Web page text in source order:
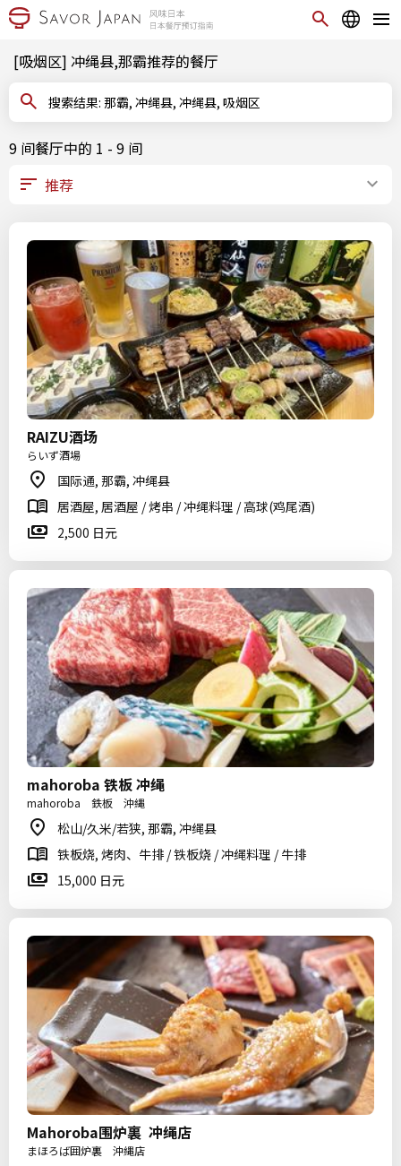
[吸烟区] 冲绳县,那霸推荐的餐厅
搜索结果: 那霸, 冲绳县, 冲绳县, 吸烟区
9 间餐厅中的 1 - 9 间
RAIZU酒场
らいず酒場
国际通, 那霸, 冲绳县
居酒屋, 居酒屋 / 烤串 / 冲绳料理 / 高球(鸡尾酒)
2,500 日元
mahoroba 铁板 冲绳
mahoroba 鉄板 沖縄
松山/久米/若狭, 那霸, 冲绳县
铁板烧, 烤肉、牛排 / 铁板烧 / 冲绳料理 / 牛排
15,000 日元
Mahoroba围炉裏 冲绳店
まほろば囲炉裏 沖縄店